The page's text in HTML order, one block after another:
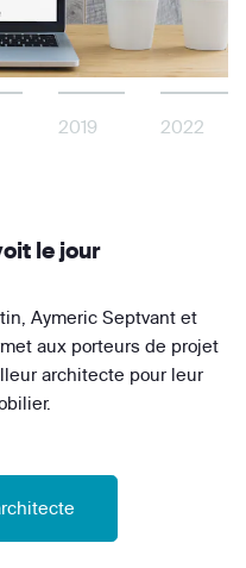
2019 2022
le jour
Aymeric Septvant et
aux porteurs de projet
architecte pour leur